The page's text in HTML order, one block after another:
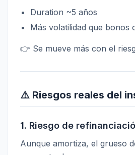
Duration ~5 años
Más volatilidad que bonos
👉 Se mueve más con el
⚠️ Riesgos reales del
1. Riesgo de
Aunque amortiza, el grueso